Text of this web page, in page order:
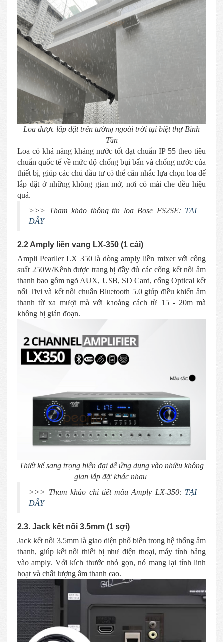
Loa được lắp đặt trên tường ngoài trời tại biệt thự Bình
Tân
Loa có khả năng kháng nước tốt đạt chuẩn IP 55 theo tiêu
chuẩn quốc tế về mức độ chống bụi bẩn và chống nước của
thiết bị, giúp các chủ đầu tư có thể cân nhắc lựa chọn loa để
lắp đặt ở những không gian mở, nơi có mái che đều hiệu
quả.
>>> Tham khảo thông tin loa Bose FS2SE: TẠI
ĐÂY
2.2 Amply liền vang LX-350 (1 cái)
Ampli Pearller LX 350 là dòng amply liền mixer với công
suất 250W/Kênh được trang bị đầy đủ các cổng kết nối âm
thanh bao gồm ngõ AUX, USB, SD Card, cổng Optical kết
nối Tivi và kết nối chuẩn Bluetooth 5.0 giúp điều khiển âm
thanh từ xa mượt mà với khoảng cách từ 15 - 20m mà
không bị gián đoạn.
Thiết kế sang trọng hiện đại dễ ứng dụng vào nhiều không
gian lắp đặt khác nhau
>>> Tham khảo chi tiết mẫu Amply LX-350: TẠI
ĐÂY
2.3. Jack kết nối 3.5mm (1 sợi)
Jack kết nối 3.5mm là giao diện phổ biến trong hệ thống âm
thanh, giúp kết nối thiết bị như điện thoại, máy tính bảng
vào amply. Với kích thước nhỏ gọn, nó mang lại tính linh
hoạt và chất lượng âm thanh cao.